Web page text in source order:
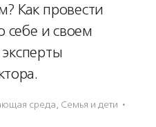
Как провести
себе и своем
среда, Семья и дети ·